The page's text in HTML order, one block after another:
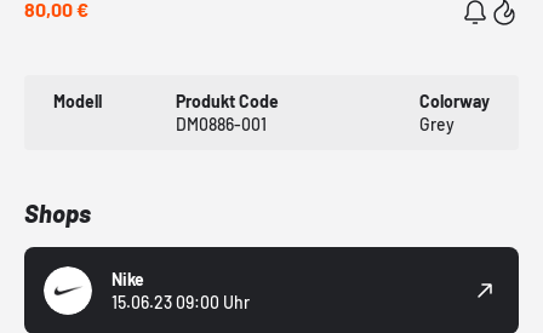
80,00 €
Modell
Produkt Code
DM0886-001
Colorway
Grey
Shops
Nike
15.06.23 09:00 Uhr